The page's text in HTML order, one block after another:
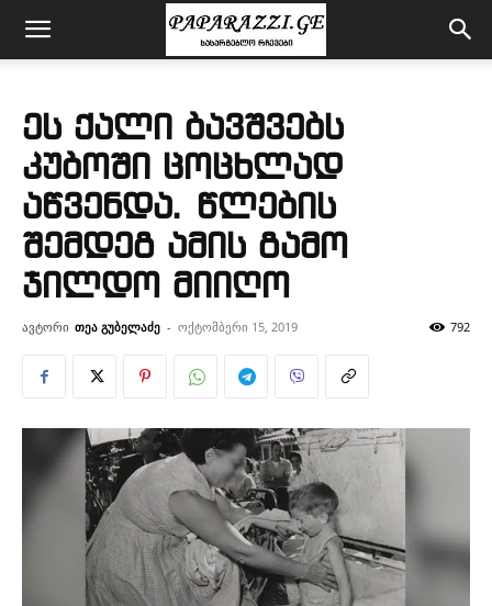
ეს ქალი ბავშვებს
კუბოში ცოცხლად
აწვენდა. წლების
შემდეგ ამის გამო
ჯილდო მიიღო
ავტორი თეა გუბელაძე - ოქტომბერი 15, 2019 792